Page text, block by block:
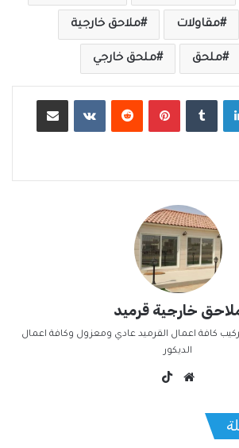
مقاولات ملاحق خارجية
ملحق ملحق خارجي
لينكدإن بينتيريست
خارجية قرميد
كافة اعمال القرميد عادي ومعزول وكافة اعمال
الديكور
موق